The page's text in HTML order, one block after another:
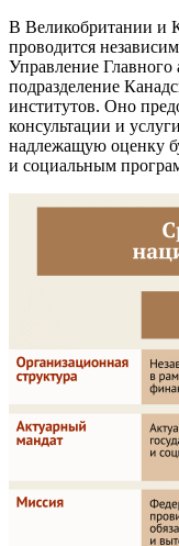
В Великобритании и
проводится
Управление Главного
подразделение
институтов. Оно
консультации и
надлежащую оценку
и социальным